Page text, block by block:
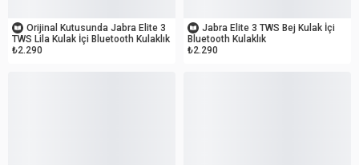
Orijinal Kutusunda Jabra Elite 3
TWS Lila Kulak İçi Bluetooth Kulaklık
₺2.290
Jabra Elite 3 TWS Bej Kulak İçi
Bluetooth Kulaklık
₺2.290